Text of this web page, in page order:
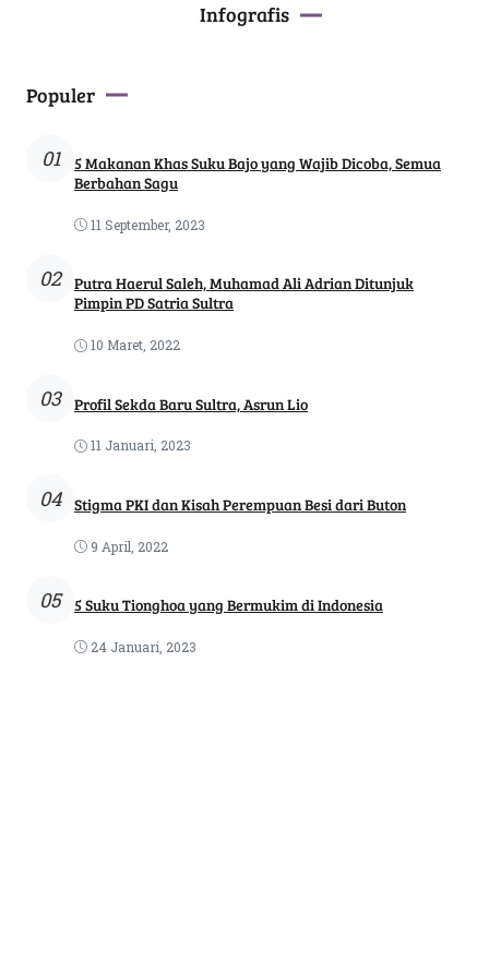
Infografis
Populer
01
5 Makanan Khas Suku Bajo yang Wajib Dicoba, Semua
Berbahan Sagu
11 September, 2023
02
Putra Haerul Saleh, Muhamad Ali Adrian Ditunjuk
Pimpin PD Satria Sultra
10 Maret, 2022
03 Profil Sekda Baru Sultra, Asrun Lio
11 Januari, 2023
04 Stigma PKI dan Kisah Perempuan Besi dari Buton
9 April, 2022
05 5 Suku Tionghoa yang Bermukim di Indonesia
24 Januari, 2023